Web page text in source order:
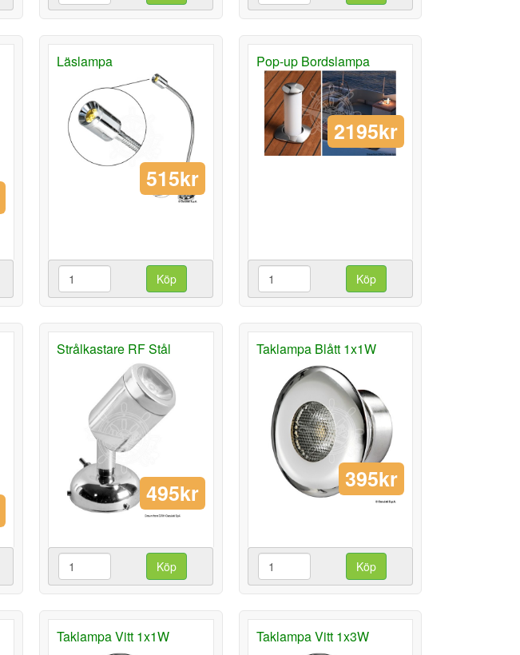
Läslampa
515kr
Köp
Pop-up Bordslampa
2195kr
Köp
Strålkastare RF Stål
495kr
Köp
Taklampa Blått 1x1W
395kr
Köp
Taklampa Vitt 1x1W Taklampa Vitt 1x3W